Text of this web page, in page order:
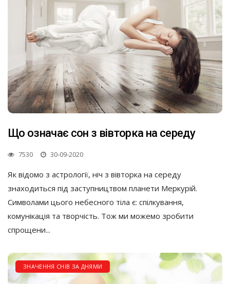
Що означає сон з вівторка на середу
7530 30-09-2020
Як відомо з астрології, ніч з вівторка на середу
знаходиться під заступництвом планети Меркурій.
Символами цього небесного тіла є: спілкування,
комунікація та творчість. Тож ми можемо зробити
спрощени...
ЗНАЧЕННЯ СНІВ ЗА ДНЯМИ